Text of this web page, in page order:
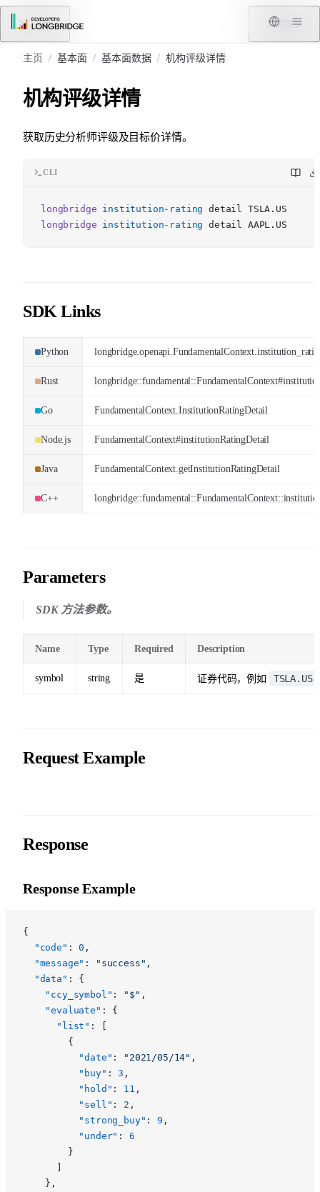
跳转到内容
菜单 回到顶部
主页 / 基本面 / 基本面数据 / 机构评级详情
机构评级详情
获取历史分析师评级及目标价详情。
CLI
longbridge institution-rating
detail TSLA.US
longbridge institution-rating detail AAPL.US
SDK Links
Python
Rust
Go FundamentalContext.InstitutionRatingDetail
Node.js FundamentalContext#institutionRatingDetail
Java FundamentalContext.getInstitutionRatingDetail
C++
Parameters
SDK 方法参数。
Name Type Required Description
symbol string 是 证券代码，例如 TSLA.US
Request Example
Response
Response Example
{
  "code"
: 0 ,
  "message"
: "success" ,
  "data"
: {
    "ccy_symbol"
: "$" ,
    "evaluate"
: {
      "list"
: [
        {
          "date"
: "2021/05/14" ,
          "buy"
: 3 ,
          "hold"
: 11 ,
          "sell"
: 2 ,
          "strong_buy"
: 9 ,
          "under"
: 6
        }
      ]
    },